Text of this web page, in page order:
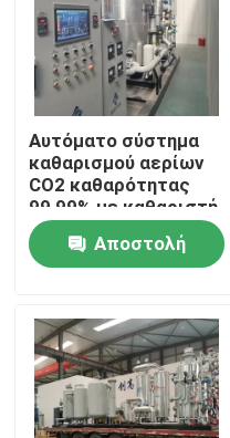
Σπίτι
Προϊόντα
Σχετικά με εμάς
Έλεγχος ποιότητας
Αυτόματο σύστημα
καθαρισμού αερίων
CO2 καθαρότητας
99,99% με καθαριστή
αερίων
Αποστολή